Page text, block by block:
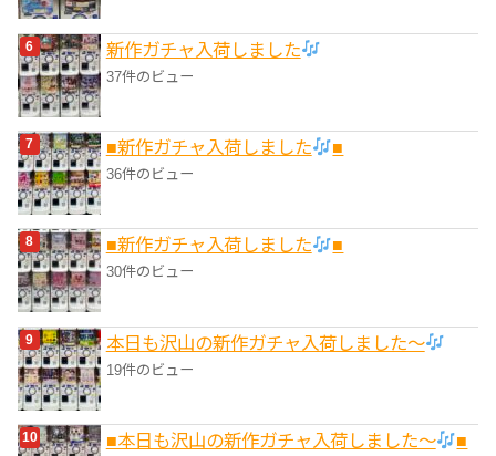
新作ガチャ入荷しました
37件のビュー
■新作ガチャ入荷しました ■
36件のビュー
■新作ガチャ入荷しました ■
30件のビュー
本日も沢山の新作ガチャ入荷しました〜
19件のビュー
■本日も沢山の新作ガチャ入荷しました〜 ■